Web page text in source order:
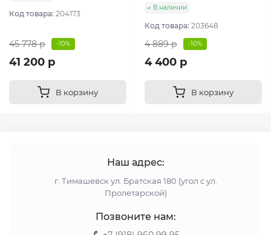
Код товара: 204173
45 778 р -10%
41 200 р
В корзину
В наличии
Код товара: 203648
4 889 р -10%
4 400 р
В корзину
Наш адрес:
г. Тимашевск ул. Братская 180 (угол с ул.
Пролетарской)
Позвоните нам: